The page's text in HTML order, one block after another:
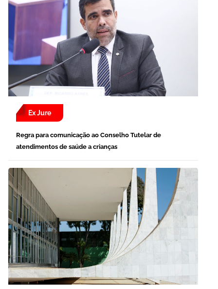
Ex Jure
Regra para comunicação ao Conselho Tutelar de
atendimentos de saúde a crianças